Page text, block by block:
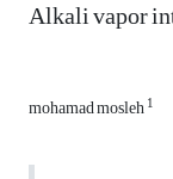
Alkali vapor
mohamad mosleh1